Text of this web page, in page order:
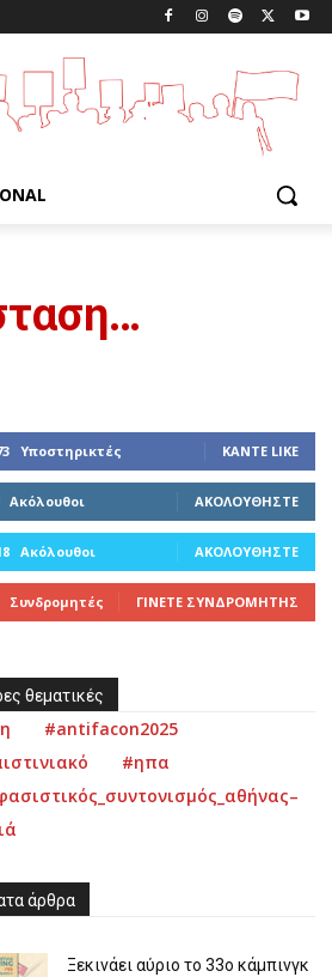
Υποστηρικτές ΚΆΝΤΕ LIKE
Ακόλουθοι ΑΚΟΛΟΥΘΉΣΤΕ
Ακόλουθοι ΑΚΟΛΟΥΘΉΣΤΕ
Συνδρομητές ΓΊΝΕΤΕ ΣΥΝΔΡΟΜΗΤΉΣ
θεματικές
#antifacon2025
#ηπα
άρθρα
Ξεκινάει αύριο το 33ο κάμπινγκ